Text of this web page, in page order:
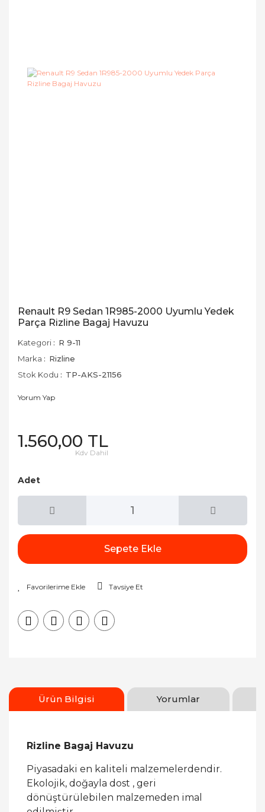
Renault R9 Sedan 1R985-2000 Uyumlu Yedek
Parça Rizline Bagaj Havuzu
Kategori
R 9-11
Marka
Rizline
Stok Kodu
TP-AKS-21156
Yorum Yap
1.560,00 TL
Kdv Dahil
Adet
Sepete Ekle
Tavsiye Et
Ürün Bilgisi Yorumlar
Rizline Bagaj Havuzu
Piyasadaki en kaliteli malzemelerdendir.
Ekolojik, doğayla dost , geri
dönüştürülebilen malzemeden imal